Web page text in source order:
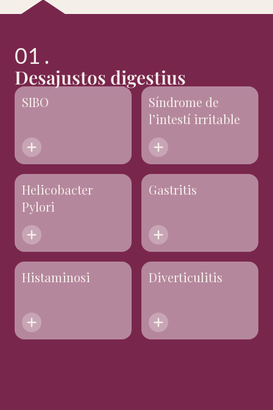
01 .
Desajustos digestius
SIBO
Síndrome de
l’intestí irritable
Helicobacter
Pylori
Gastritis
Histaminosi Diverticulitis